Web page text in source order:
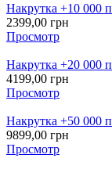
Накрутка +10 000
2399,00 грн
Просмотр
Накрутка +20 000
4199,00 грн
Просмотр
Накрутка +50 000
9899,00 грн
Просмотр